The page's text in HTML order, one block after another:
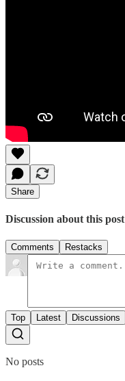
Share
Discussion about this post
Comments Restacks
Top Latest Discussions
No posts